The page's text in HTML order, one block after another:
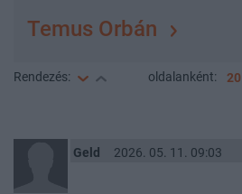
Temus Orbán
Rendezés: oldalanként: 20
Geld 2026. 05. 11. 09:03